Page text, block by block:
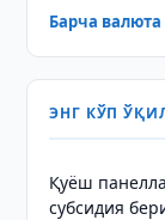
Барча
ЭНГ КЎП
Қуёш
субсидия